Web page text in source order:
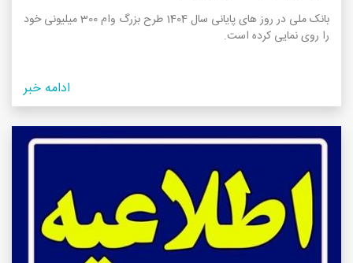
بانک ملی در روز های پایانی سال 1404 طرح بزرگ وام 300 میلیونی خود
را روی نمایی کرده است.
ادامه خبر